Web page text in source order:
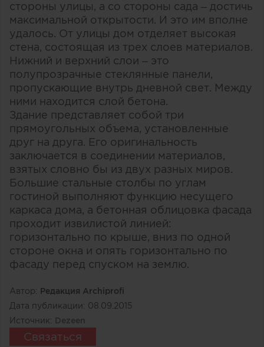
стороны улицы, а со стороны сада – достичь
максимальной открытости. И это им вполне
удалось. От улицы дом отделяет высокая
стена, состоящая из трех слоев материалов.
Нижний и верхний слои – это
полупрозрачные стеклянные панели,
пропускающие внутрь дневной свет. Между
ними находится слой бетона.
Здание представляет собой три
прямоугольных объема, установленные
друг на друга. Его оригинальность
заключается в соединении материалов,
взятых словно бы из двух разных миров.
Большие стальные столбы по углам
гостиной выполняют функцию несущего
каркаса дома, а бетонная облицовка фасада
проходит извилистой линией:
горизонтально по крыше, вниз по одной
стороне окна и опять горизонтально по
фасаду перед спуском на землю.
Автор: Редакция Archiprofi
Дата публикации: 08.09.2015
Источник: Dezeen
Связаться